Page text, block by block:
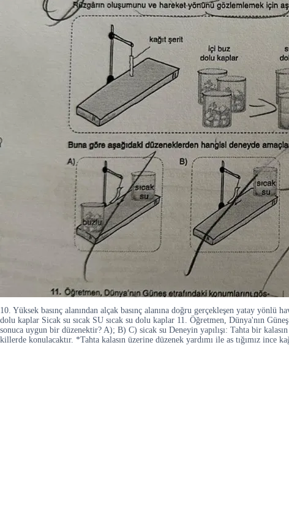
10. Yüksek basınç alanından alçak basınç alanına doğru gerçekleşen yatay
dolu kaplar Sicak su sıcak SU sıcak su dolu kaplar 11. Öğretmen, Dünya'nın
sonuca uygun bir düzenektir? A); B) C) sicak su Deneyin yapılışı: Tahta bir
killerde konulacaktır. *Tahta kalasın üzerine düzenek yardımı ile as tığımız